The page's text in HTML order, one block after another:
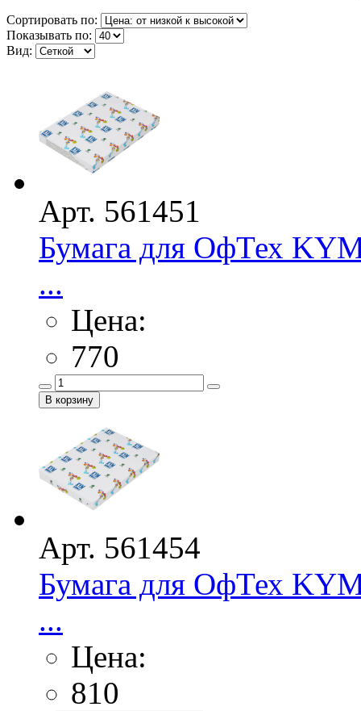
Сортировать по:
Показывать по:
Вид:
Арт. 561451
Бумага для ОфТех
...
Цена:
770
Арт. 561454
Бумага для ОфТех
...
Цена:
810